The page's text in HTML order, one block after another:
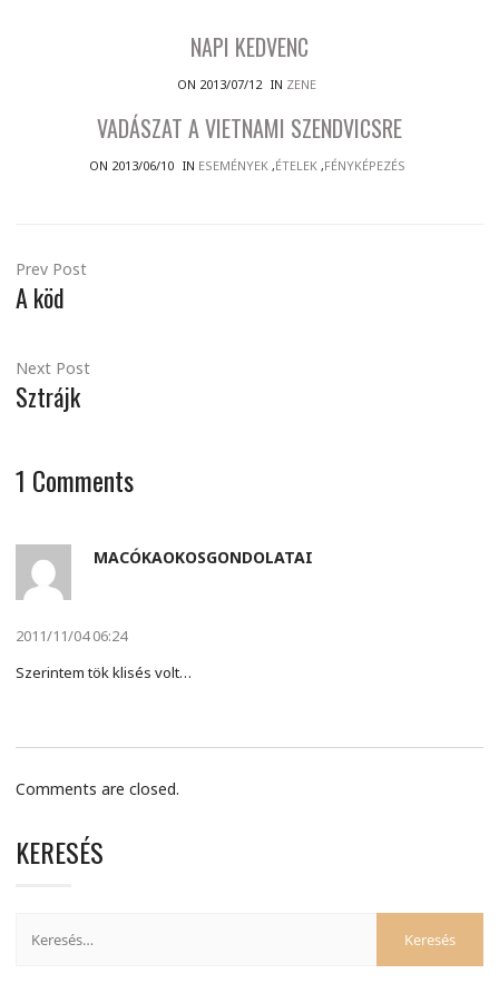
NAPI KEDVENC
ON 2013/07/12 IN ZENE
VADÁSZAT A VIETNAMI SZENDVICSRE
ON 2013/06/10 IN ESEMÉNYEK,ÉTELEK,FÉNYKÉPEZÉS
Prev Post
A köd
Next Post
Sztrájk
1 Comments
MACÓKAOKOSGONDOLATAI
2011/11/04 06:24
Szerintem tök klisés volt…
Comments are closed.
KERESÉS